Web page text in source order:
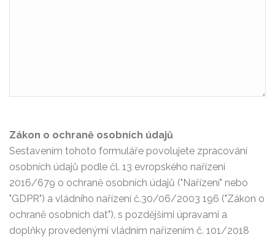
Zákon o ochraně osobních údajů
Sestavením tohoto formuláře povolujete zpracování
osobních údajů podle čl. 13 evropského nařízení
2016/679 o ochraně osobních údajů ("Nařízení" nebo
"GDPR") a vládního nařízení č.30/06/2003 196 ("Zákon o
ochraně osobních dat"), s pozdějšími úpravami a
doplňky provedenými vládním nařízením č. 101/2018